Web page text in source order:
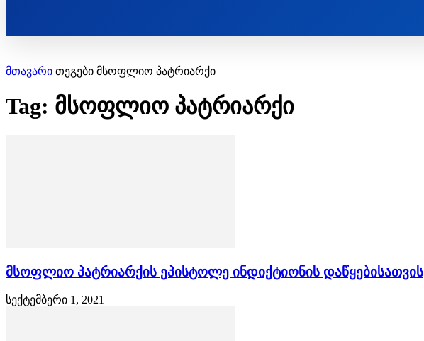
მთავარი თეგები მსოფლიო პატრიარქი
Tag: მსოფლიო პატრიარქი
მსოფლიო პატრიარქის ეპისტოლე ინდიქტიონის დაწყებისათვის
სექტემბერი 1, 2021